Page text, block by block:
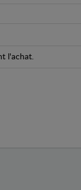
l'achat.